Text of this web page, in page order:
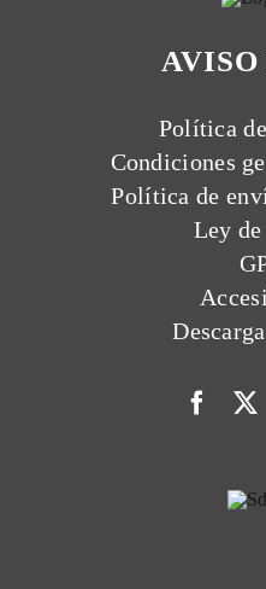
Política
Condiciones
Política de
Ley